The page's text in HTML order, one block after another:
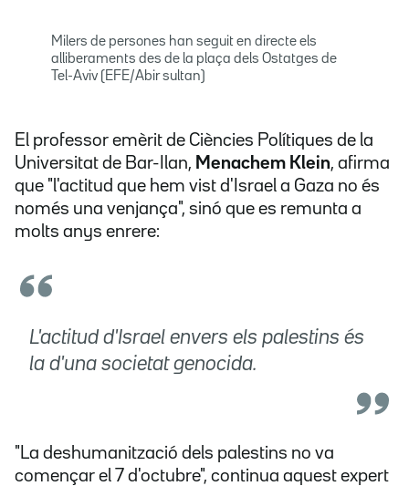
Milers de persones han seguit en directe els
alliberaments des de la plaça dels Ostatges de
Tel-Aviv (EFE/Abir sultan)
El professor emèrit de Ciències Polítiques de la
Universitat de Bar-Ilan, Menachem Klein, afirma
que "l'actitud que hem vist d'Israel a Gaza no és
només una venjança", sinó que es remunta a
molts anys enrere:
L'actitud d'Israel envers els palestins és
la d'una societat genocida.
"La deshumanització dels palestins no va
començar el 7 d'octubre", continua aquest expert